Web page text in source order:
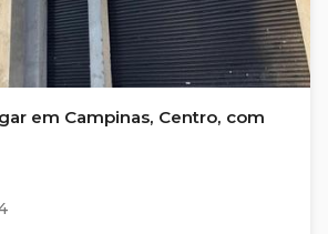
em Campinas, Centro, com